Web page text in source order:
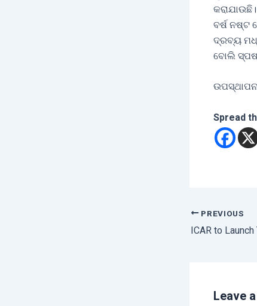
ବର୍ଷ ନଷ୍ଟ
ଦ୍ରବ୍ୟ
ବୋଲି
Spread
PREVIOUS
Leave